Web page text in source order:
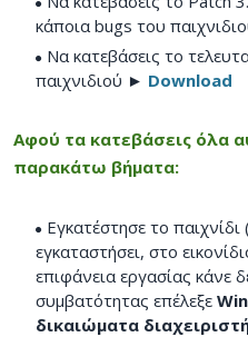
κάποια bugs του
Να κατεβάσεις το
παιχνιδιού ► Download
Αφού τα κατεβάσεις όλα
παρακάτω βήματα:
Εγκατέστησε το
εγκαταστήσει, στο
επιφάνεια εργασίας κάνε
συμβατότητας επέλεξε
δικαιώματα